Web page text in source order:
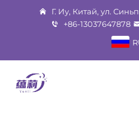
Г. Иу, Китай, ул.
+86-13037647878